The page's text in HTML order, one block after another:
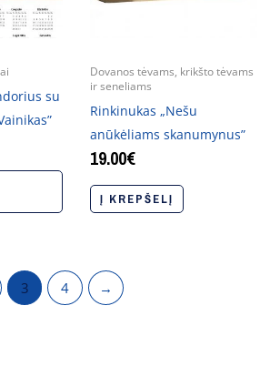
su
Dovanos tėvams, krikšto tėvams
ir seneliams
Rinkinukas „Nešu
anūkėliams skanumynus”
19.00€
Į KREPŠELĮ
3 4 →